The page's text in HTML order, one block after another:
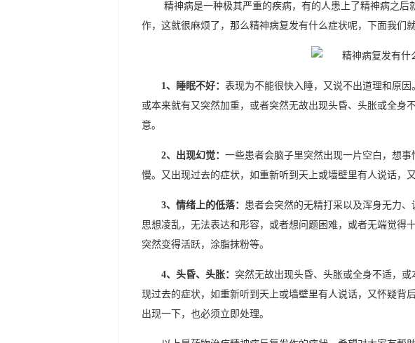
精神病是一种极其严重的疾病，有的人患上了精神病之后
作，这就很麻烦了，那么精神病复发有什么症状呢，下面我们
1、睡眠不好： 表现为不能很快入睡，又说不出道理和原因
或本来就有又突然加重，或者突然无故出现头昏、头胀或全身
意。
2、出现幻觉： 一些患者会脑子里突然出现一片空白，想
慢。又出现过去的症状，如重新听到天上或墙壁里有人说话，
3、情绪上的低落： 患者会突然的无精打采以及浑身无力
思想凌乱，无法表达和形容，或者想问题困难，或者无端觉得
突然变得活跃，涂脂抹粉等。
4、头昏、头胀： 突然无故出现头昏、头胀或全身不适，
现过去的症状，如重新听到天上或墙壁里有人说话，又怀疑背
出现一下，也必须立即处理。